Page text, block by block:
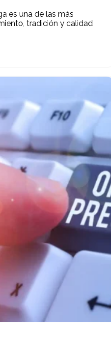
es una de las más
tradición y calidad